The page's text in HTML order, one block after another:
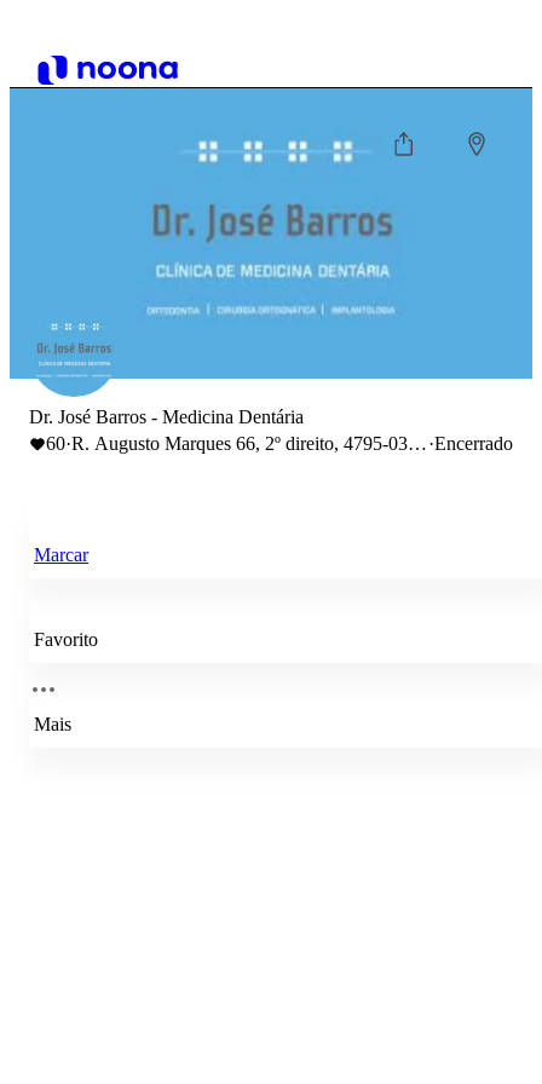
Dr. José Barros - Medicina Dentária
60·R. Augusto Marques 66, 2º direito, 4795-036 ·Encerrado
Marcar
Favorito
Mais